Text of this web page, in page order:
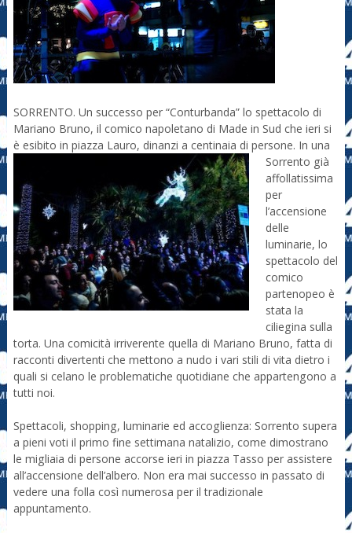
SORRENTO. Un successo per “Conturbanda” lo spettacolo di
Mariano Bruno, il comico napoletano di Made in Sud che ieri si
è esibito in piazza Lauro, dinanzi a centinaia di persone. In una
Sorrento già
affollatissima
per
l’accensione
delle
luminarie, lo
spettacolo del
comico
partenopeo è
stata la
ciliegina sulla
torta. Una comicità irriverente quella di Mariano Bruno, fatta di
racconti divertenti che mettono a nudo i vari stili di vita dietro i
quali si celano le problematiche quotidiane che appartengono a
tutti noi.
Spettacoli, shopping, luminarie ed accoglienza: Sorrento supera
a pieni voti il primo fine settimana natalizio, come dimostrano
le migliaia di persone accorse ieri in piazza Tasso per assistere
all’accensione dell’albero. Non era mai successo in passato di
vedere una folla così numerosa per il tradizionale
appuntamento.